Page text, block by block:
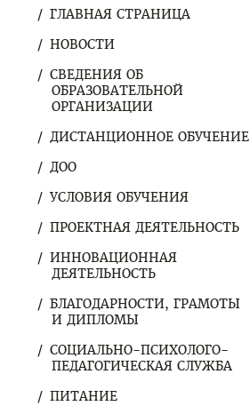
ГЛАВНАЯ СТРАНИЦА
НОВОСТИ
СВЕДЕНИЯ ОБ
ОБРАЗОВАТЕЛЬНОЙ
ОРГАНИЗАЦИИ
ДИСТАНЦИОННОЕ ОБУЧЕНИЕ
ДОО
УСЛОВИЯ ОБУЧЕНИЯ
ПРОЕКТНАЯ ДЕЯТЕЛЬНОСТЬ
ИННОВАЦИОННАЯ
ДЕЯТЕЛЬНОСТЬ
БЛАГОДАРНОСТИ, ГРАМОТЫ
И ДИПЛОМЫ
СОЦИАЛЬНО-ПСИХОЛОГО-
ПЕДАГОГИЧЕСКАЯ СЛУЖБА
ПИТАНИЕ